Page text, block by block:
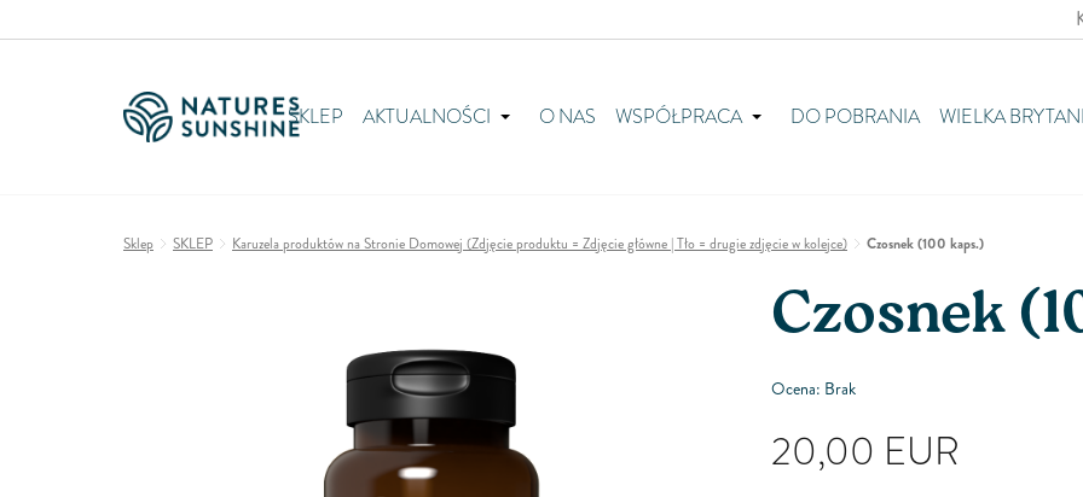
SKLEP AKTUALNOŚCI O NAS WSPÓŁPRACA DO POBRANIA WIELKA BRYTANIA
Sklep SKLEP Karuzela produktów na Stronie Domowej (Zdjęcie produktu = Zdjęcie główne | Tło = drugie zdjęcie w kolejce) Czosnek (100 kaps.)
Czosnek
Ocena: Brak
20,00 EUR